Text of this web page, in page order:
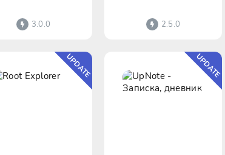
воспользовавшись
суперсовременным
калькулятором
3.0.0
пользовательские
2.5.0
UPDATE UPDATE